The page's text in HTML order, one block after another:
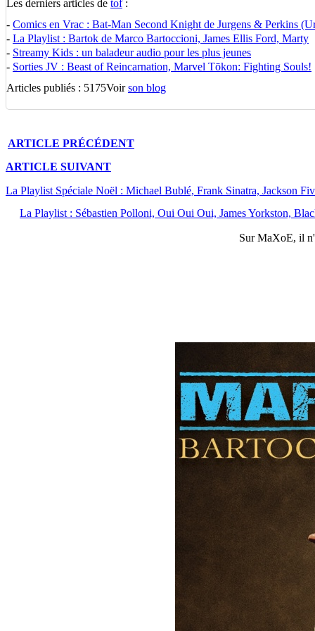
Les derniers articles de tof:
- Comics en Vrac : Bat-Man Second Knight de Jurgens & Perkins
- La Playlist : Bartok de Marco Bartoccioni, James Ellis Ford, Marty
- Streamy Kids : un baladeur audio pour les plus jeunes
- Sorties JV : Beast of Reincarnation, Marvel Tōkon: Fighting Souls!
Articles publiés : 5175Voirson blog
ARTICLE PRÉCÉDENT
ARTICLE SUIVANT
La Playlist Spéciale Noël : Michael Bublé, Frank Sinatra, Jackson
La Playlist : Sébastien Polloni, Oui Oui Oui, James Yorkston,
SurMaXoE, il